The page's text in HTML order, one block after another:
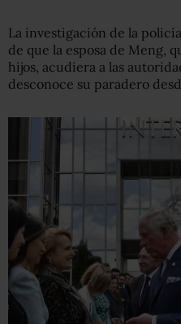
La investigación de la
de que la esposa de Meng,
hijos, acudiera a las
desconoce su paradero